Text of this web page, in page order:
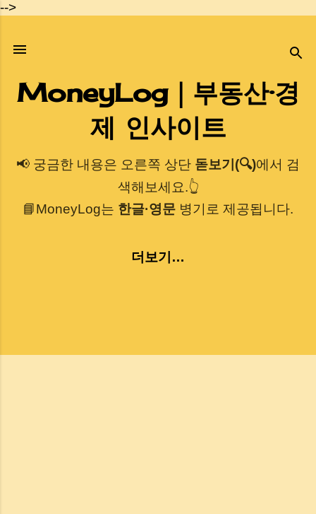
-->
기본 콘텐츠로 건너뛰기
MoneyLog｜부동산·경
제 인사이트
📢 궁금한 내용은 오른쪽 상단 돋보기(🔍)에서 검
색해보세요.👆
📘MoneyLog는 한글·영문 병기로 제공됩니다.
더보기…